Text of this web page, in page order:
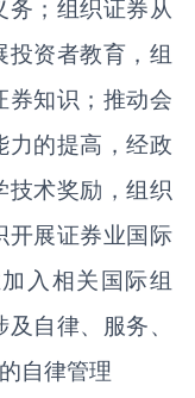
；组织证券从
资者教育，组
券知识；推动会
力的提高，经政
技术奖励，组织
开展证券业国际
入相关国际组
自律、服务、
自律管理